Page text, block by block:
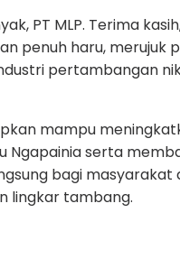
PT MLP. Terima
penuh haru, merujuk
pertambangan
mampu
Ngapainia serta
bagi masyarakat
lingkar tambang.